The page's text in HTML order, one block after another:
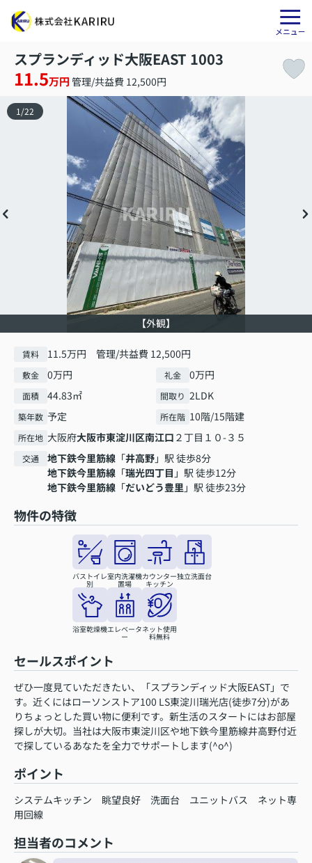
スプランディッド大阪EAST 1003
11.5万円 管理/共益費 12,500円
【外観】
1 /22
賃料 11.5万円 管理/共益費 12,500円
敷金 0万円 礼金 0万円
面積 44.83㎡ 間取り 2LDK
築年数 予定 所在階 10階/15階建
所在地 大阪府大阪市東淀川区南江口 ２丁目１０-３５
交通 地下鉄今里筋線 「井高野」駅 徒歩8分
地下鉄今里筋線 「瑞光四丁目 」駅 徒歩12分
地下鉄今里筋線 「だいどう豊里」駅 徒歩23分
物件の特徴
バストイレ
別
室内洗濯機
置場
カウンター
キッチン
独立洗面台
浴室乾燥機エレベータ
ー
ネット使用
料無料
セールスポイント
ぜひ一度見ていただきたい、「スプランディッド大阪EAST」で
す。近くにはローソンストア100 LS東淀川瑞光店(徒歩7分)があ
りちょっとした買い物に便利です。新生活のスタートにはお部屋
探しが大切。当社は大阪市東淀川区や地下鉄今里筋線井高野付近
で探しているあなたを全力でサポートします(^o^)
ポイント
システムキッチン 眺望良好 洗面台 ユニットバス
ネット専
用回線
担当者のコメント